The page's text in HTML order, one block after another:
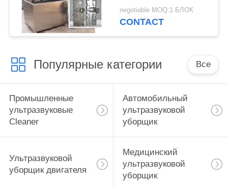
уборщика СС
промышленная
negotiable MOQ:1 БЛОК
CONTACT
Популярные категории Все
Промышленные
ультразвуковые
Cleaner
Автомобильный
ультразвуковой
уборщик
Ультразвуковой
уборщик двигателя
Медицинский
ультразвуковой
уборщик